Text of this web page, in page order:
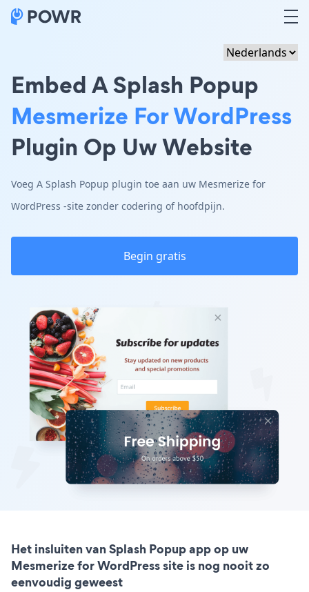
Embed A Splash Popup
Mesmerize For WordPress
Plugin Op Uw Website
Voeg A Splash Popup plugin toe aan uw Mesmerize for
WordPress -site zonder codering of hoofdpijn.
Begin gratis
Het insluiten van Splash Popup app op uw
Mesmerize for WordPress site is nog nooit zo
eenvoudig geweest